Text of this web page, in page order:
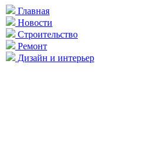
Главная
Новости
Строительство
Ремонт
Дизайн и интерьер